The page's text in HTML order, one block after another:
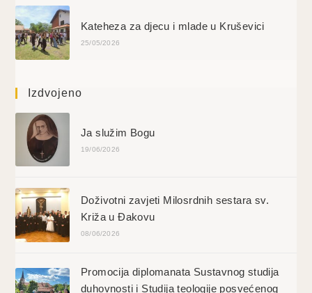
Kateheza za djecu i mlade u Kruševici
25/05/2026
Izdvojeno
Ja služim Bogu
19/06/2026
Doživotni zavjeti Milosrdnih sestara sv.
Križa u Đakovu
08/06/2026
Promocija diplomanata Sustavnog studija
duhovnosti i Studija teologije posvećenog